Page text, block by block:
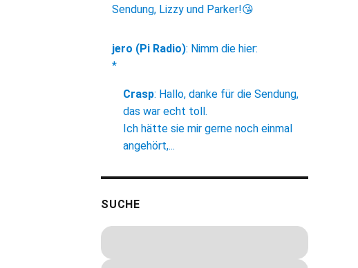
Sendung, Lizzy und Parker!😘
jero (Pi Radio): Nimm die hier:
*
Crasp: Hallo, danke für die Sendung,
das war echt toll.
Ich hätte sie mir gerne noch einmal
angehört,...
SUCHE